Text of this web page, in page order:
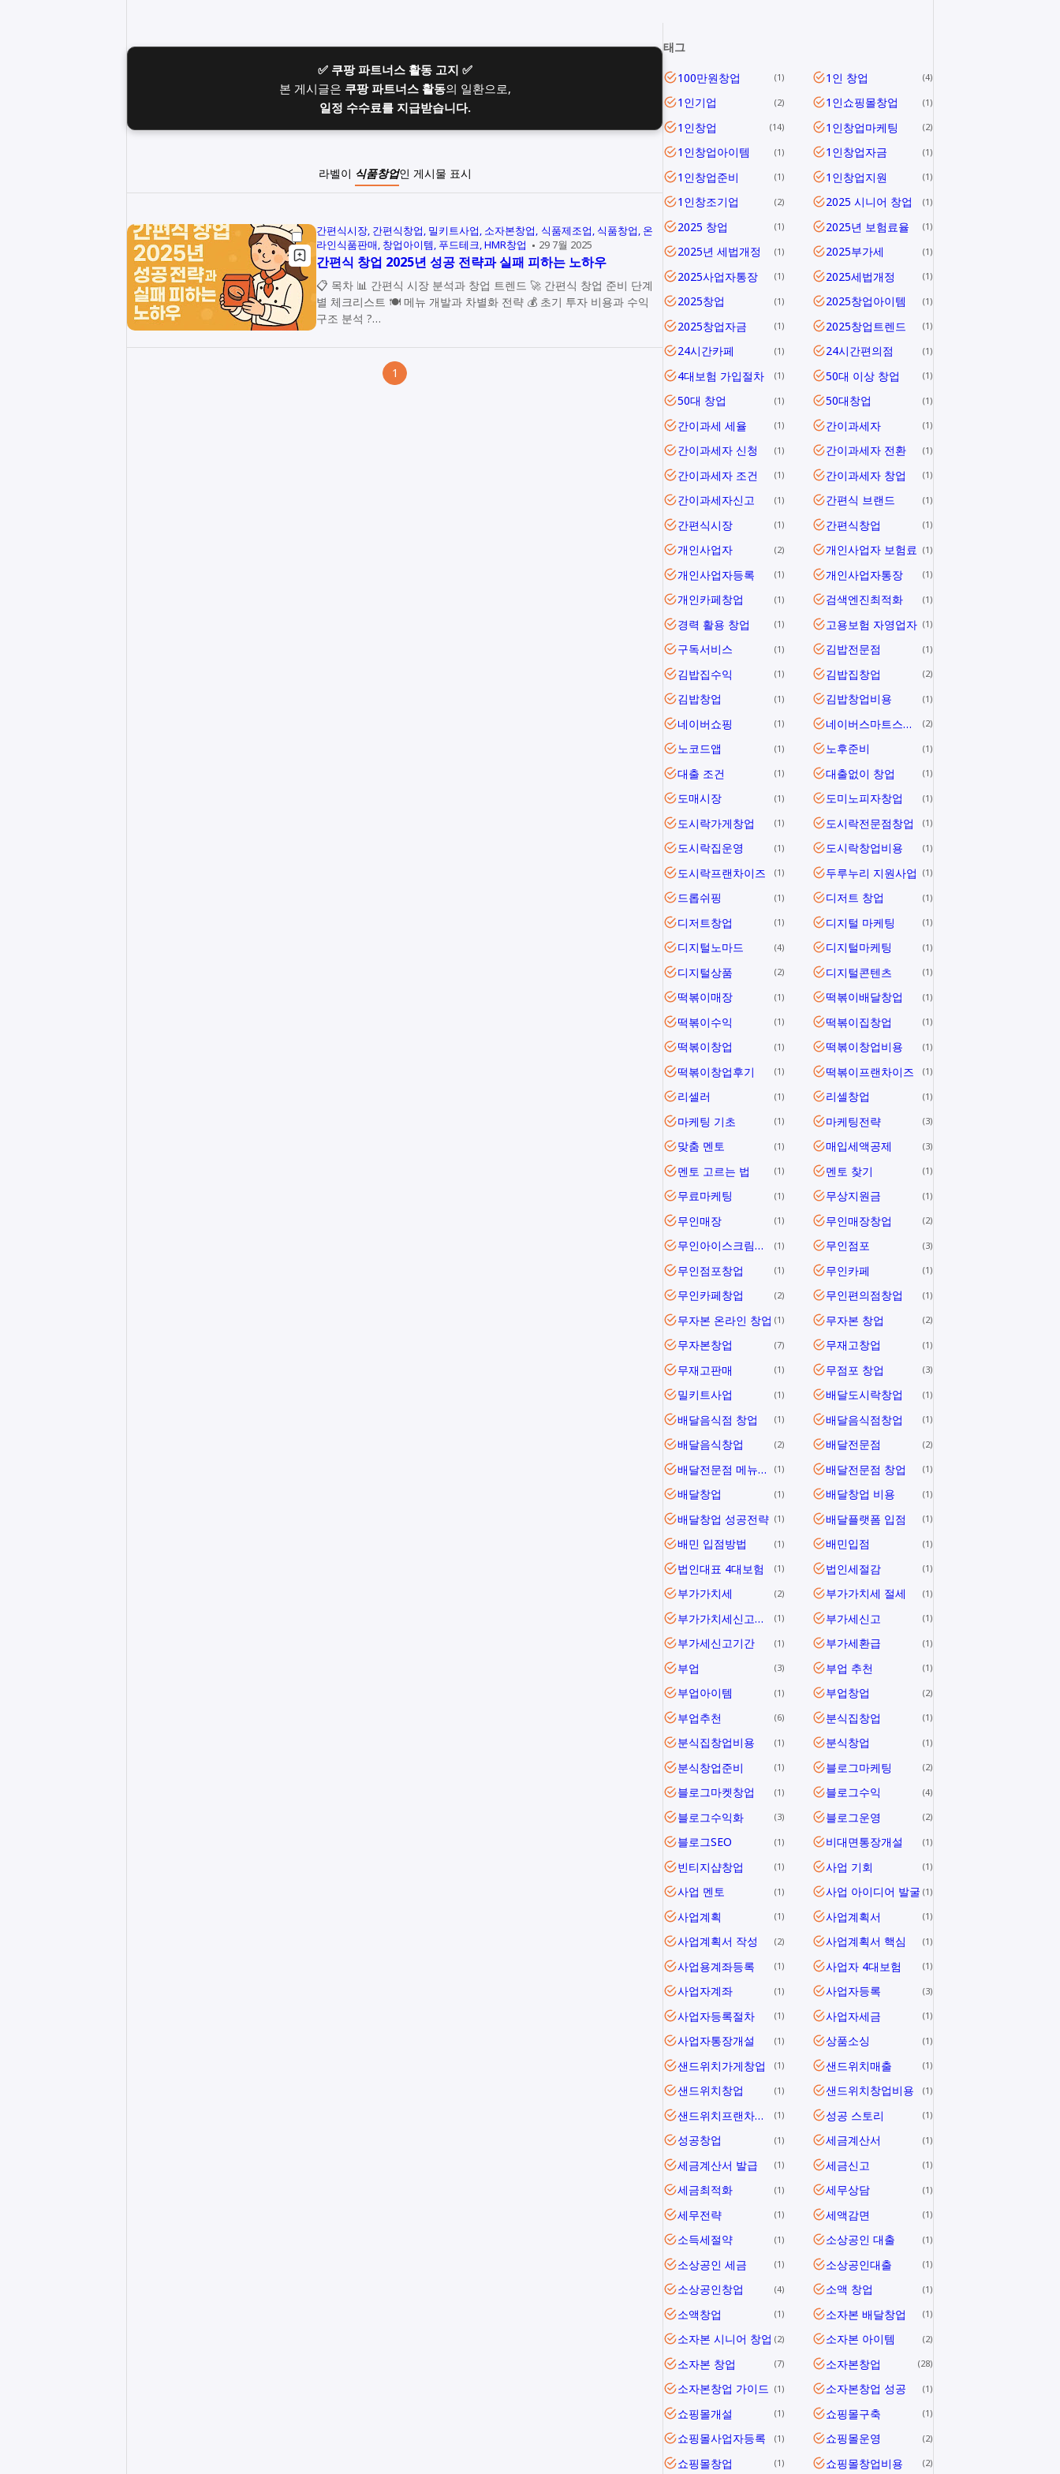
✅ 쿠팡 파트너스 활동 고지 ✅
본 게시글은 쿠팡 파트너스 활동의 일환으로,
일정 수수료를 지급받습니다.
라벨이 식품창업인 게시물 표시
간편식시장 간편식창업 밀키트사업 소자본창업 식품제조업 식품창업 온
라인식품판매 창업아이템 푸드테크 HMR창업 29 7월 2025
간편식 창업 2025년 성공 전략과 실패 피하는 노하우
📋 목차 📊 간편식 시장 분석과 창업 트렌드 🚀 간편식 창업 준비 단계
별 체크리스트 🍽️ 메뉴 개발과 차별화 전략 💰 초기 투자 비용과 수익
구조 분석 ?…
1
태그
100만원창업 1 1인 창업 4
1인기업 2 1인쇼핑몰창업 1
1인창업 14 1인창업마케팅 2
1인창업아이템 1 1인창업자금 1
1인창업준비 1 1인창업지원 1
1인창조기업 2 2025 시니어 창업 1
2025 창업 1 2025년 보험료율 1
2025년 세법개정 1 2025부가세 1
2025사업자통장 1 2025세법개정 1
2025창업 1 2025창업아이템 1
2025창업자금 1 2025창업트렌드 1
24시간카페 1 24시간편의점 1
4대보험 가입절차 1 50대 이상 창업 1
50대 창업 1 50대창업 1
간이과세 세율 1 간이과세자 1
간이과세자 신청 1 간이과세자 전환 1
간이과세자 조건 1 간이과세자 창업 1
간이과세자신고 1 간편식 브랜드 1
간편식시장 1 간편식창업 1
개인사업자 2 개인사업자 보험료 1
개인사업자등록 1 개인사업자통장 1
개인카페창업 1 검색엔진최적화 1
경력 활용 창업 1 고용보험 자영업자 1
구독서비스 1 김밥전문점 1
김밥집수익 1 김밥집창업 2
김밥창업 1 김밥창업비용 1
네이버쇼핑 1 네이버스마트스토어 2
노코드앱 1 노후준비 1
대출 조건 1 대출없이 창업 1
도매시장 1 도미노피자창업 1
도시락가게창업 1 도시락전문점창업 1
도시락집운영 1 도시락창업비용 1
도시락프랜차이즈 1 두루누리 지원사업 1
드롭쉬핑 1 디저트 창업 1
디저트창업 1 디지털 마케팅 1
디지털노마드 4 디지털마케팅 1
디지털상품 2 디지털콘텐츠 1
떡볶이매장 1 떡볶이배달창업 1
떡볶이수익 1 떡볶이집창업 1
떡볶이창업 1 떡볶이창업비용 1
떡볶이창업후기 1 떡볶이프랜차이즈 1
리셀러 1 리셀창업 1
마케팅 기초 1 마케팅전략 3
맞춤 멘토 1 매입세액공제 3
멘토 고르는 법 1 멘토 찾기 1
무료마케팅 1 무상지원금 1
무인매장 1 무인매장창업 2
무인아이스크림창업 1 무인점포 3
무인점포창업 1 무인카페 1
무인카페창업 2 무인편의점창업 1
무자본 온라인 창업 1 무자본 창업 2
무자본창업 7 무재고창업 1
무재고판매 1 무점포 창업 3
밀키트사업 1 배달도시락창업 1
배달음식점 창업 1 배달음식점창업 1
배달음식창업 2 배달전문점 2
배달전문점 메뉴개발 1 배달전문점 창업 1
배달창업 1 배달창업 비용 1
배달창업 성공전략 1 배달플랫폼 입점 1
배민 입점방법 1 배민입점 1
법인대표 4대보험 1 법인세절감 1
부가가치세 2 부가가치세 절세 1
부가가치세신고방법 1 부가세신고 1
부가세신고기간 1 부가세환급 1
부업 3 부업 추천 1
부업아이템 1 부업창업 2
부업추천 6 분식집창업 1
분식집창업비용 1 분식창업 1
분식창업준비 1 블로그마케팅 2
블로그마켓창업 1 블로그수익 4
블로그수익화 3 블로그운영 2
블로그SEO 1 비대면통장개설 1
빈티지샵창업 1 사업 기회 1
사업 멘토 1 사업 아이디어 발굴 1
사업계획 1 사업계획서 1
사업계획서 작성 2 사업계획서 핵심 1
사업용계좌등록 1 사업자 4대보험 1
사업자계좌 1 사업자등록 3
사업자등록절차 1 사업자세금 1
사업자통장개설 1 상품소싱 1
샌드위치가게창업 1 샌드위치매출 1
샌드위치창업 1 샌드위치창업비용 1
샌드위치프랜차이즈 1 성공 스토리 1
성공창업 1 세금계산서 1
세금계산서 발급 1 세금신고 1
세금최적화 1 세무상담 1
세무전략 1 세액감면 1
소득세절약 1 소상공인 대출 1
소상공인 세금 1 소상공인대출 1
소상공인창업 4 소액 창업 1
소액창업 1 소자본 배달창업 1
소자본 시니어 창업 2 소자본 아이템 2
소자본 창업 7 소자본창업 28
소자본창업 가이드 1 소자본창업 성공 1
쇼핑몰개설 1 쇼핑몰구축 1
쇼핑몰사업자등록 1 쇼핑몰운영 2
쇼핑몰창업 1 쇼핑몰창업비용 2